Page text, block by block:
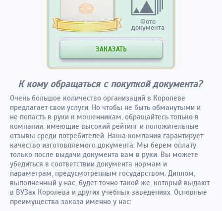
Фото
документа
ЗАКАЗАТЬ
К кому обращаться с покупкой документа?
Очень большое количество организаций в Королеве
предлагает свои услуги. Но чтобы не быть обманутыми и
не попасть в руки к мошенникам, обращайтесь только в
компании, имеющие высокий рейтинг и положительные
отзывы среди потребителей. Наша компания гарантирует
качество изготовляемого документа. Мы берем оплату
только после выдачи документа вам в руки. Вы можете
убедиться в соответствии документа нормам и
параметрам, предусмотренным государством. Диплом,
выполненный у нас, будет точно такой же, который выдают
в ВУЗах Королева и других учебных заведениях. Основные
преимущества заказа именно у нас: